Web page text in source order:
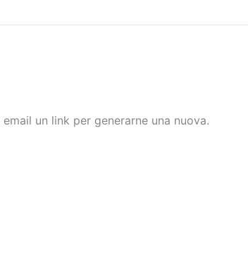
un link per generarne una nuova.